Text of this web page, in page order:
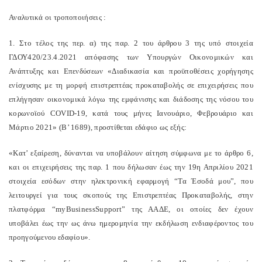
Αναλυτικά οι τροποποιήσεις :
1. Στο τέλος της περ. α) της παρ. 2 του άρθρου 3 της υπό στοιχεία
ΓΔΟΥ420/23.4.2021 απόφασης των Υπουργών Οικονομικών και
Ανάπτυξης και Επενδύσεων «Διαδικασία και προϋποθέσεις χορήγησης
ενίσχυσης με τη μορφή επιστρεπτέας προκαταβολής σε επιχειρήσεις που
επλήγησαν οικονομικά λόγω της εμφάνισης και διάδοσης της νόσου του
κορωνοϊού COVID-19, κατά τους μήνες Ιανουάριο, Φεβρουάριο και
Μάρτιο 2021» (Β’ 1689), προστίθεται εδάφιο ως εξής:
«Κατ’ εξαίρεση, δύνανται να υποβάλουν αίτηση σύμφωνα με το άρθρο 6,
και οι επιχειρήσεις της παρ. 1 που δήλωσαν έως την 19η Απριλίου 2021
στοιχεία εσόδων στην ηλεκτρονική εφαρμογή “Τα Έσοδά μου”, που
λειτουργεί για τους σκοπούς της Επιστρεπτέας Προκαταβολής, στην
πλατφόρμα “myBusinessSupport” της ΑΑΔΕ, οι οποίες δεν έχουν
υποβάλει έως την ως άνω ημερομηνία την εκδήλωση ενδιαφέροντος του
προηγούμενου εδαφίου».